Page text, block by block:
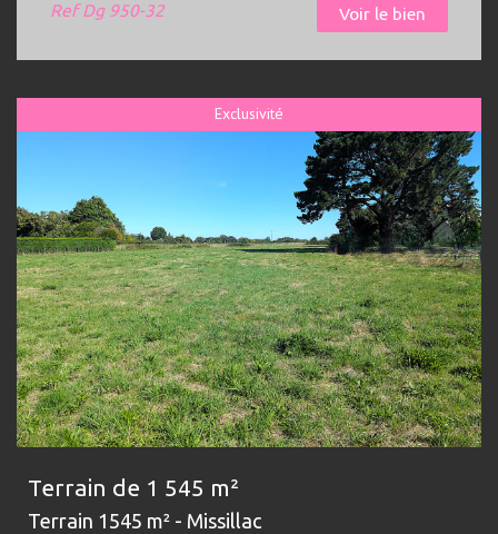
RefDg 950-32 Voir le bien
Exclusivité
Terrain de 1 545 m²
Terrain 1545 m² - Missillac